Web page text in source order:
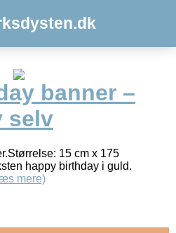
banner –
selv
15 cm x 175
happy birthday i guld.
mere)